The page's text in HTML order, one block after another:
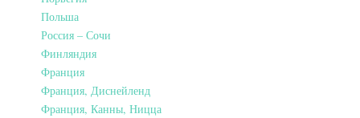
Польша
Россия – Сочи
Финляндия
Франция
Франция, Диснейленд
Франция, Канны, Ницца